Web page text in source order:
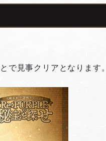
で見事クリアとなります。